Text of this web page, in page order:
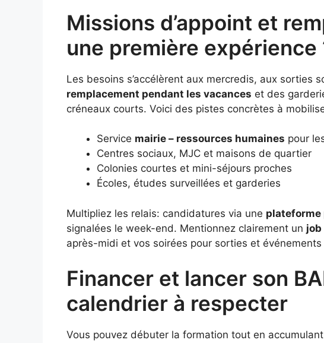
Missions d’appoint et
une première expérience
Les besoins s’accélèrent aux mercredis, aux sorties
remplacement pendant les vacances et des
créneaux courts. Voici des pistes concrètes à
Service mairie – ressources humaines pour
Centres sociaux, MJC et maisons de quartier
Colonies courtes et mini-séjours proches
Écoles, études surveillées et garderies
Multipliez les relais: candidatures via une plateforme
signalées le week-end. Mentionnez clairement un job
après-midi et vos soirées pour sorties et événements
Financer et lancer son
calendrier à respecter
Vous pouvez débuter la formation tout en